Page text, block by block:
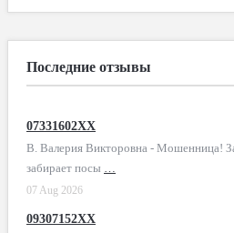
Последние отзывы
07331602XX
В. Валерия Викторовна - Мошенница!
забирает посы …
07 Aug 2026
09307152XX